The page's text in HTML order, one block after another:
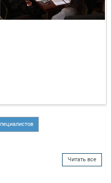
Читать все